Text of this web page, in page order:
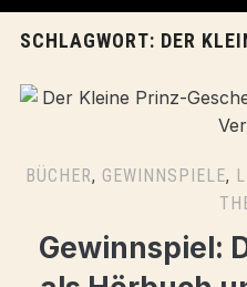
SCHLAGWORT: DER
BÜCHER, GEWINNSPIELE,
Gewinnspiel: